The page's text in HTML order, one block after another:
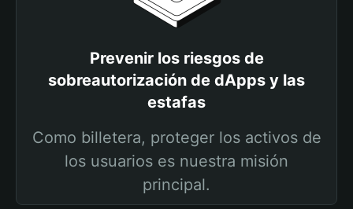
Prevenir los riesgos de
sobreautorización de dApps y las
estafas
Como billetera, proteger los activos de
los usuarios es nuestra misión
principal.